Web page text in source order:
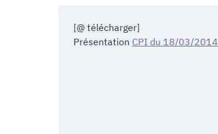
[@ télécharger]
Présentation CPI du 18/03/2014